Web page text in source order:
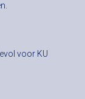
voor KU